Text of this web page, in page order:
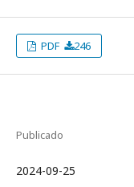
PDF 246
Publicado
2024-09-25